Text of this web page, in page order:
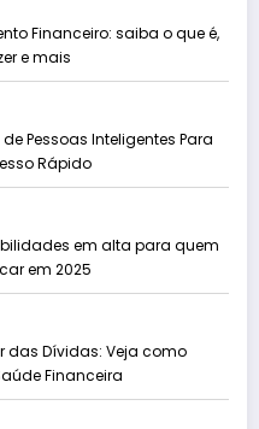
Financeiro: saiba o que é,
e mais
de Pessoas Inteligentes Para
Rápido
em alta para quem
em 2025
das Dívidas: Veja como
Financeira